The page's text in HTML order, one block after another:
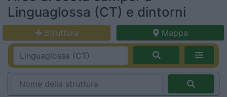
Linguaglossa (CT) e dintorni
Struttura Mappa